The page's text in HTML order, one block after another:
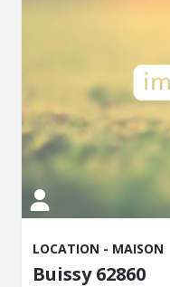
LOCATION - MAISON
Buissy 62860